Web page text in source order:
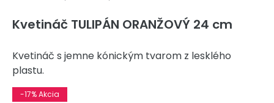
Kvetináč TULIPÁN ORANŽOVÝ 24 cm
Kvetináč s jemne kónickým tvarom z lesklého
plastu.
-17% Akcia